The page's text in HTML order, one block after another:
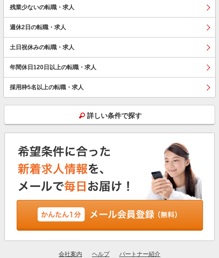
残業少ないの転職・求人
週休2日の転職・求人
土日祝休みの転職・求人
年間休日120日以上の転職・求人
採用枠5名以上の転職・求人
詳しい条件で探す
会社案内 ヘルプ パートナー紹介